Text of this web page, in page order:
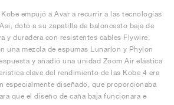
empujó a Avar a recurrir a las tecnologías
dotó a su zapatilla de baloncesto baja de
y duradera con resistentes cables Flywire,
una mezcla de espumas Lunarlon y Phylon
y añadió una unidad Zoom Air elástica
clave del rendimiento de las Kobe 4 era
especialmente diseñado, que proporcionaba
que el diseño de caña baja funcionara e